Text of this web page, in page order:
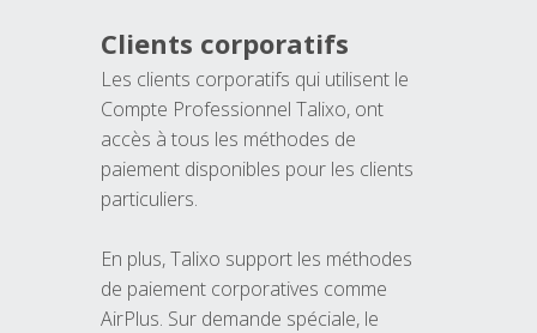
Clients corporatifs
Les clients corporatifs qui utilisent le
Compte Professionnel Talixo, ont
accès à tous les méthodes de
paiement disponibles pour les clients
particuliers.
En plus, Talixo support les méthodes
de paiement corporatives comme
AirPlus. Sur demande spéciale, le